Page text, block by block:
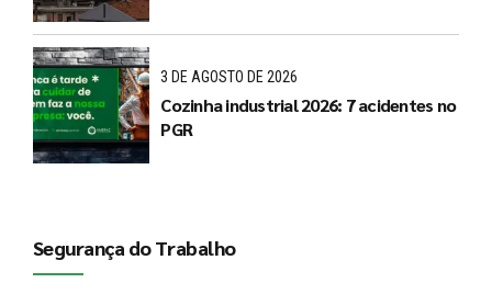
3 DE AGOSTO DE 2026
Cozinha industrial 2026: 7 acidentes no
PGR
Segurança do Trabalho